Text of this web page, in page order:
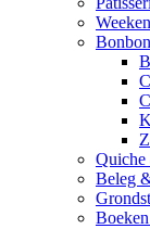
Quiche
Beleg